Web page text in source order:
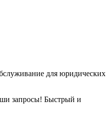
для юридических
запросы! Быстрый и